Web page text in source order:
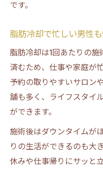
です。
脂肪冷却で忙しい男性
脂肪冷却は1回あたりの
済むため、仕事や家庭が
予約の取りやすいサロン
舗も多く、ライフスタイ
ができます。
施術後はダウンタイムが
りの生活ができるのも大
休みや仕事帰りにサッと